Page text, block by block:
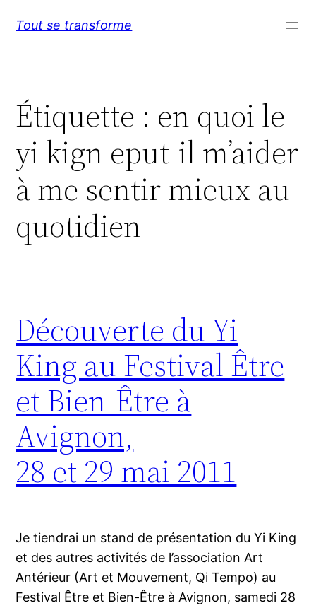
Tout se transforme
Étiquette : en quoi le
yi kign eput-il m’aider
à me sentir mieux au
quotidien
Découverte du Yi
King au Festival Être
et Bien-Être à
Avignon,
28 et 29 mai 2011
Je tiendrai un stand de présentation du Yi King
et des autres activités de l’association Art
Antérieur (Art et Mouvement, Qi Tempo) au
Festival Être et Bien-Être à Avignon, samedi 28